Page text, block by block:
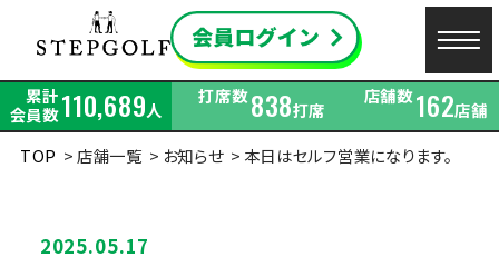
累計
会員数110,689人
打席数838打席
店舗数162店舗
TOP
店舗一覧 お知らせ 本日はセルフ営業になります。
2025.05.17